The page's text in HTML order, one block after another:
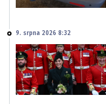
9. srpna 2026 8:32